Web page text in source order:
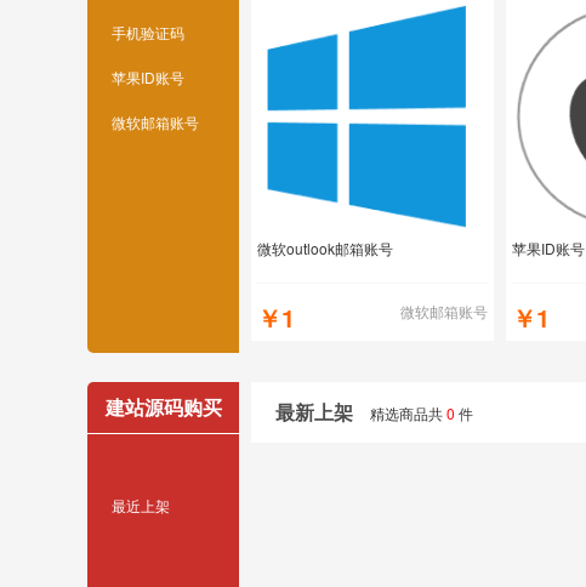
手机验证码
苹果ID账号
微软邮箱账号
微软outlook邮箱账号
￥1 微软邮箱账号
苹果ID账号
￥1
建站源码购买
最近上架
最新上架 精选商品共0 件